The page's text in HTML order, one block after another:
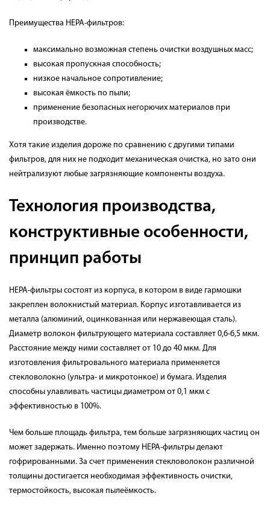
Преимущества HEPA-фильтров:
максимально возможная степень очистки воздушных масс;
высокая пропускная способность;
низкое начальное сопротивление;
высокая ёмкость по пыли;
применение безопасных негорючих материалов при
производстве.
Хотя такие изделия дороже по сравнению с другими типами
фильтров, для них не подходит механическая очистка, но зато они
нейтрализуют любые загрязняющие компоненты воздуха.
Технология производства,
конструктивные особенности,
принцип работы
HEPA-фильтры состоят из корпуса, в котором в виде гармошки
закреплен волокнистый материал. Корпус изготавливается из
металла (алюминий, оцинкованная или нержавеющая сталь).
Диаметр волокон фильтрующего материала составляет 0,6-6,5 мкм.
Расстояние между ними составляет от 10 до 40 мкм. Для
изготовления фильтровального материала применяется
стекловолокно (ультра- и микротонкое) и бумага. Изделия
способны улавливать частицы диаметром от 0,1 мкм с
эффективностью в 100%.
Чем больше площадь фильтра, тем больше загрязняющих частиц он
может задержать. Именно поэтому HEPA-фильтры делают
гофрированными. За счет применения стекловолокон различной
толщины достигается необходимая эффективность очистки,
термостойкость, высокая пылеёмкость.